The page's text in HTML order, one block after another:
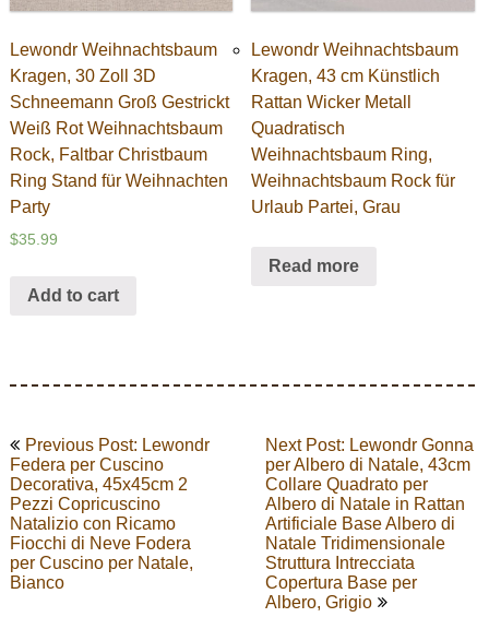
Lewondr Weihnachtsbaum
Kragen, 30 Zoll 3D
Schneemann Groß Gestrickt
Weiß Rot Weihnachtsbaum
Rock, Faltbar Christbaum
Ring Stand für Weihnachten
Party
$35.99
Add to cart
Lewondr Weihnachtsbaum
Kragen, 43 cm Künstlich
Rattan Wicker Metall
Quadratisch
Weihnachtsbaum Ring,
Weihnachtsbaum Rock für
Urlaub Partei, Grau
Read more
Post
navigation
Previous Post: Lewondr
Federa per Cuscino
Decorativa, 45x45cm 2
Pezzi Copricuscino
Natalizio con Ricamo
Fiocchi di Neve Fodera
per Cuscino per Natale,
Bianco
Next Post: Lewondr Gonna
per Albero di Natale, 43cm
Collare Quadrato per
Albero di Natale in Rattan
Artificiale Base Albero di
Natale Tridimensionale
Struttura Intrecciata
Copertura Base per
Albero, Grigio